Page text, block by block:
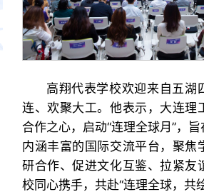
高翔代表学校欢迎来自五湖
连、欢聚大工。他表示，大连理
合作之心，启动“连理全球月”，旨
内涵丰富的国际交流平台，聚焦
研合作、促进文化互鉴、拉紧友
校同心携手，共赴“连理全球，共